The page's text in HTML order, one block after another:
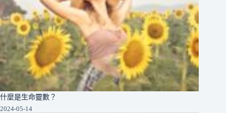
什麼是生命靈數？
2024-05-14